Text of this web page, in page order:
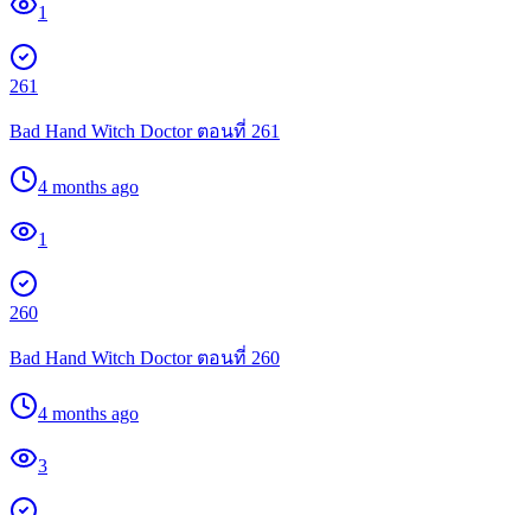
1
261
Bad Hand Witch Doctor ตอนที่ 261
4 months ago
1
260
Bad Hand Witch Doctor ตอนที่ 260
4 months ago
3